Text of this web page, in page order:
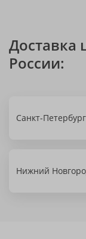
Доставка
России:
Санкт-Петербург
Нижний